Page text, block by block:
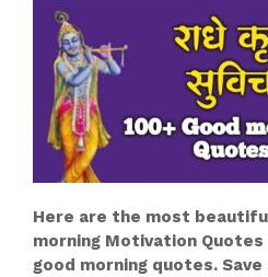
Here are the most
morning Motivation
good morning quotes.